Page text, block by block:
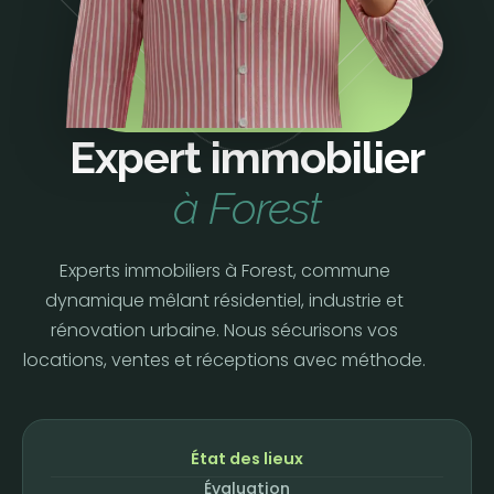
Expert immobilier
à Forest
Experts immobiliers à Forest, commune
dynamique mêlant résidentiel, industrie et
rénovation urbaine. Nous sécurisons vos
locations, ventes et réceptions avec méthode.
État des lieux
Évaluation